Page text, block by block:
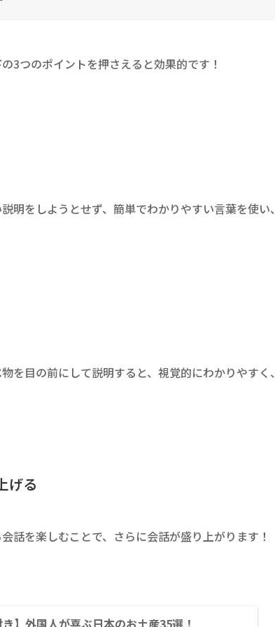
3つのポイントを押さえると効果的です！
明をしようとせず、簡単でわかりやすい言葉を使い、
を目の前にして説明すると、視覚的にわかりやすく、
げる
話を楽しむことで、さらに会話が盛り上がります！
き】外国人が喜ぶ日本のお土産35選！